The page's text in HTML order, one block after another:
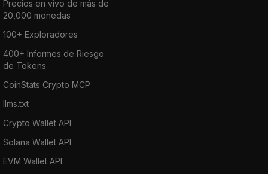
Precios en vivo de más de
20,000 monedas
100+ Exploradores
400+ Informes de Riesgo
de Tokens
CoinStats Crypto MCP
llms.txt
Crypto Wallet API
Solana Wallet API
EVM Wallet API